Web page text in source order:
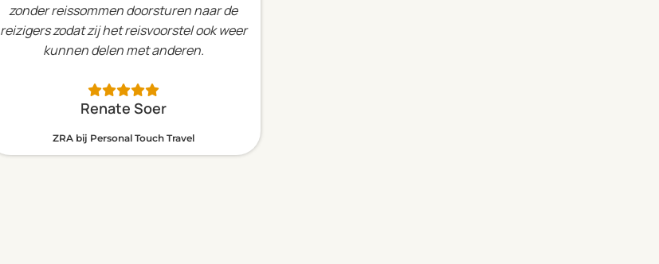
zonder reissommen doorsturen naar de
reizigers zodat zijhet reisvoorstel ook weer
kunnen delen met anderen.
Renate Soer
ZRA bij Personal Touch Travel